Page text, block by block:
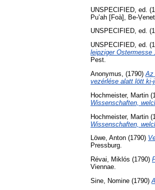
UNSPECIFIED, ed.
Pu’ah [Foà], Be-
UNSPECIFIED, ed.
UNSPECIFIED, ed.
leipziger Ostermesse
Pest.
Anonymus, (1790) Az
vezérlése alatt lött ki-
Hochmeister, Martin
Wissenschaften,
Hochmeister, Martin
Wissenschaften,
Löwe, Anton (1790)
Pressburg.
Révai, Miklós (1790)
Viennae.
Sine, Nomine (1790)